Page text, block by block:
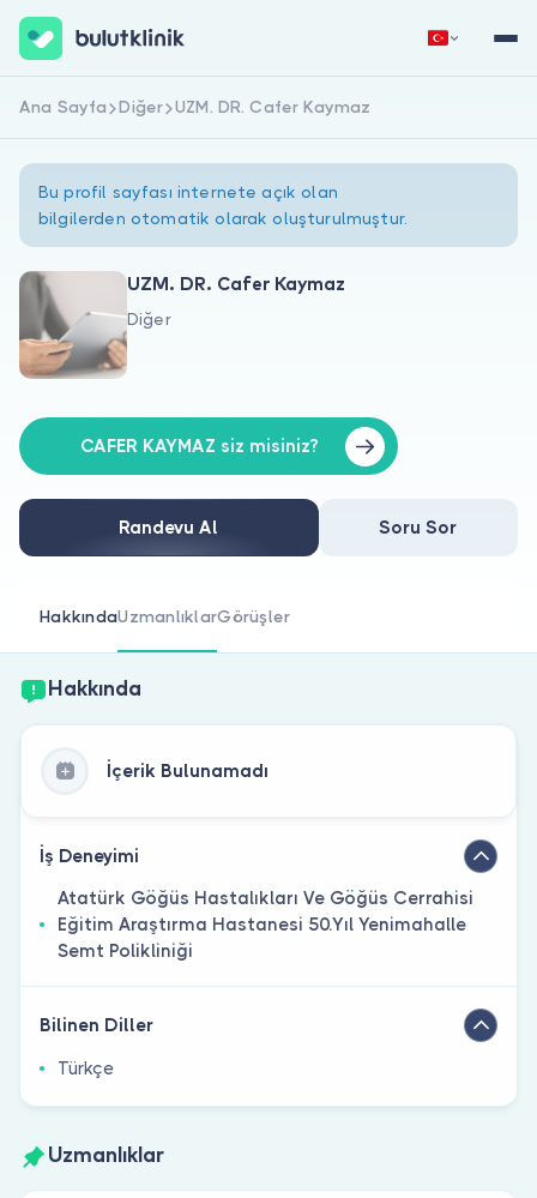
Hakkımızda
Doktorlar için
Doktor musunuz?
Hemen Kaydol Giriş Yap
Ana Sayfa Diğer UZM. DR. Cafer Kaymaz
Bu profil sayfası internete açık olan
bilgilerden otomatik olarak oluşturulmuştur.
UZM. DR. Cafer Kaymaz
Diğer
CAFER KAYMAZ siz misiniz?
Randevu Al Soru Sor
HakkındaUzmanlıklarGörüşler
Hakkında
İçerik Bulunamadı
İş Deneyimi
Atatürk Göğüs Hastalıkları Ve Göğüs Cerrahisi
Eğitim Araştırma Hastanesi 50.Yıl Yenimahalle
Semt Polikliniği
Bilinen Diller
Türkçe
Uzmanlıklar